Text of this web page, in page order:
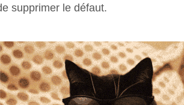
supprimer le défaut.